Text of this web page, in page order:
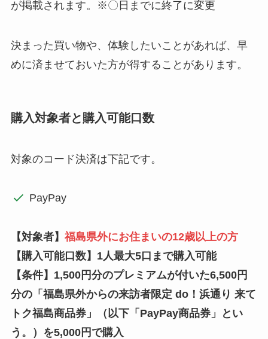
が掲載されます。※〇日までに終了に変更
決まった買い物や、体験したいことがあれば、早
めに済ませておいた方が得することがあります。
購入対象者と購入可能口数
対象のコード決済は下記です。
PayPay
【対象者】 福島県外にお住まいの12歳以上の方
【購入可能口数】 1人最大5口まで購入可能
【条件】1,500円分のプレミアムが付いた6,500円
分の「福島県外からの来訪者限定 do！浜通り 来て
トク福島商品券」（以下「PayPay商品券」とい
う。）を5,000円で購入